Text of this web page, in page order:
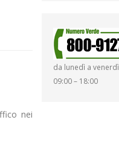
nei
da lunedì a venerdì
09:00 – 18:00